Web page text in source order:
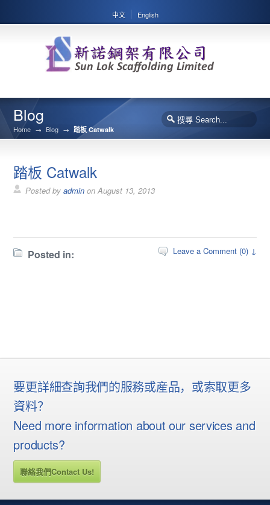
中文 English
Blog
Home → Blog → 踏板 Catwalk
踏板 Catwalk
Posted byadmin onAugust 13, 2013
Posted in: Leave a Comment (0) ↓
要更詳細查詢我們的服務或産品，或索取更多
資料？
Need more information about our services and
products?
聯絡我們Contact Us!